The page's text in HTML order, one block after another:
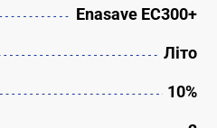
Enasave EC300+
Літо
10%